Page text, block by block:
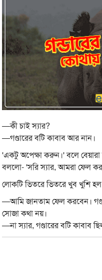
—কী চাই স্যার?
—গণ্ডারের বটি কাবাব আর নান।
'একটু অপেক্ষা করুন।' বলে
বললো- 'সরি স্যার, আমরা ফেল
লোকটি ভিতরে ভিতরে খুব খুশি
—আমি জানতাম ফেল করবেন।
সোজা কথা নয়।
—না স্যার, গণ্ডারের বটি কাবাব